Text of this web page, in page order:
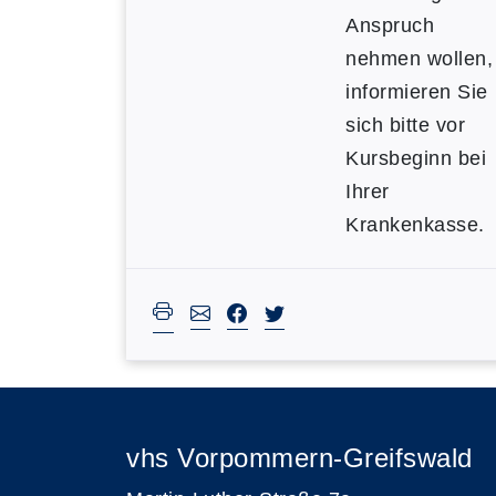
Anspruch
nehmen wollen,
informieren Sie
sich bitte vor
Kursbeginn bei
Ihrer
Krankenkasse.
vhs Vorpommern-Greifswald